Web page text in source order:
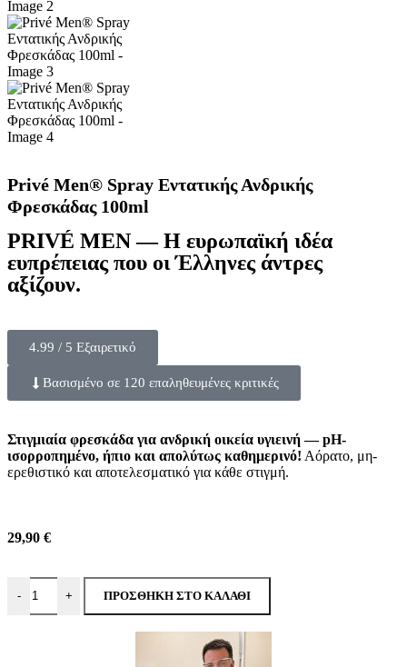
Privé Men® Spray Εντατικής Ανδρικής
Φρεσκάδας 100ml
PRIVÉ MEN — Η ευρωπαϊκή ιδέα
ευπρέπειας που οι Έλληνες άντρες
αξίζουν.
4.99 / 5 Εξαιρετικό
Βασισμένο σε 120 επαληθευμένες κριτικές
Στιγμιαία φρεσκάδα για ανδρική οικεία υγιεινή — pH-
ισορροπημένο, ήπιο και απολύτως καθημερινό! Αόρατο, μη-
ερεθιστικό και αποτελεσματικό για κάθε στιγμή.
29,90 €
- + ΠΡΟΣΘΉΚΗ ΣΤΟ ΚΑΛΆΘΙ